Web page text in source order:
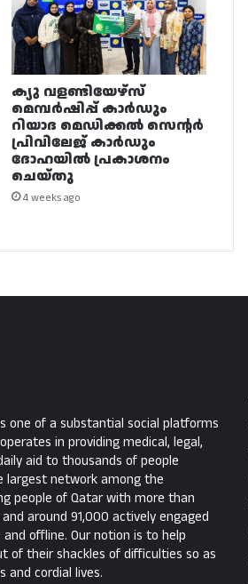
ക്യു വളണ്ടിയേഴ്‌സ്
മെമ്പർഷിപ്പ് കാർഡും
റിയാദ മെഡിക്കൽ സെന്റർ
പ്രിവിലേജ് കാർഡും
ദോഹയിൽ പ്രകാശനം
ചെയ്തു
4 weeks ago
one of a substantial social platforms
in providing medical, legal,
aid to thousands of people
largest network among the
people of Qatar with more than
around 91,000 actively engaged
offline. Our notion is to help
of their shackles of difficulties so as
and cordial lives.